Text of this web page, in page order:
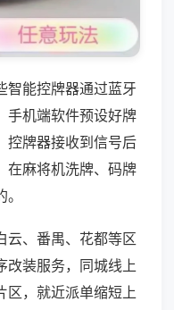
智能控牌器通过蓝牙
手机端软件预设好牌
控牌器接收到信号后
在麻将机洗牌、码牌
云、番禺、花都等区
改装服务，同城线上
区，就近派单缩短上